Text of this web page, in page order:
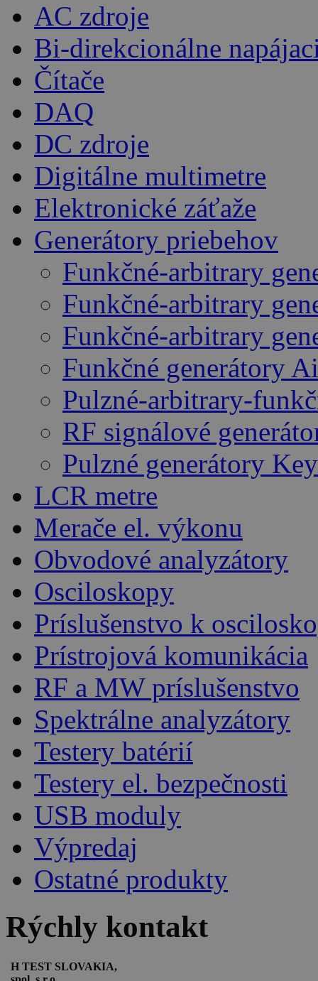
AC zdroje
Bi-direkcionálne
Čítače
DAQ
DC zdroje
Digitálne multimetre
Elektronické záťaže
Generátory priebehov
Funkčné-arbitrary
Funkčné-arbitrary
Funkčné-arbitrary
Funkčné generátory
Pulzné-arbitrary-
RF signálové
Pulzné generátory
LCR metre
Merače el. výkonu
Obvodové analyzátory
Osciloskopy
Príslušenstvo k
Prístrojová komunikácia
RF a MW príslušenstvo
Spektrálne analyzátory
Testery batérií
Testery el. bezpečnosti
USB moduly
Výpredaj
Ostatné produkty
Rýchly kontakt
H TEST SLOVAKIA,